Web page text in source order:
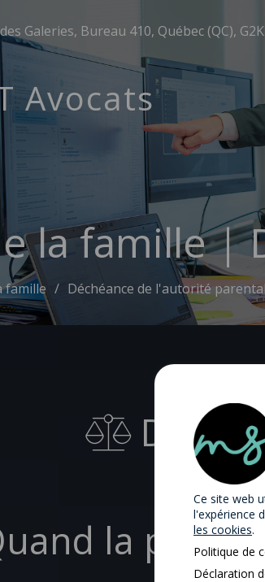
Galeries, Bureau 410, Québec (QC),
Avocats
la famille |
famille Déchéance de l'autorité
la
Ce site web
l'expérience
les cookies.
Politique de
Déclaration